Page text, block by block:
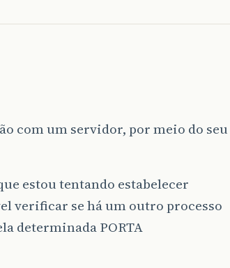
com um servidor, por meio do seu
estou tentando estabelecer
verificar se há um outro processo
determinada PORTA